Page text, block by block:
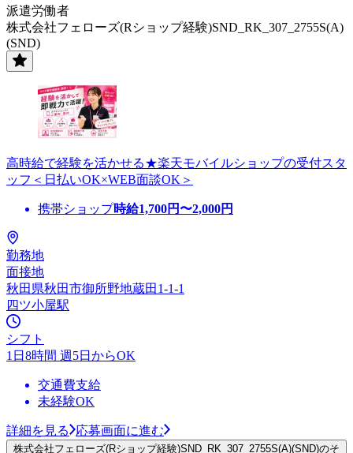
派遣労働者
株式会社フェローズ(Rショップ経験)SND_RK_307_2755S(A)
(SND)
高時給で経験を活かせる★楽天モバイルショップの受付スタ
ッフ＜日払いOK×WEB面談OK＞
携帯ショップ時給1,700円〜2,000円
勤務地
面接地
秋田県秋田市御所野地蔵田1-1-1
四ツ小屋駅
シフト
1日8時間 週5日からOK
交通費支給
未経験OK
詳細を見る 応募画面に進む
株式会社フェローズ(Rショップ経験)SND_RK_307_2755S(A)(SND)のそ